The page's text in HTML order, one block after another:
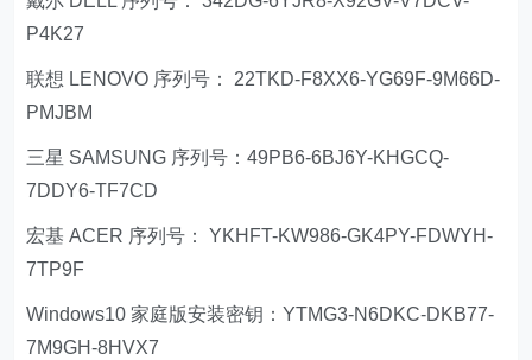
P4K27
联想 LENOVO 序列号： 22TKD-F8XX6-YG69F-9M66D-
PMJBM
三星 SAMSUNG 序列号：49PB6-6BJ6Y-KHGCQ-
7DDY6-TF7CD
宏基 ACER 序列号： YKHFT-KW986-GK4PY-FDWYH-
7TP9F
Windows10 家庭版安装密钥：YTMG3-N6DKC-DKB77-
7M9GH-8HVX7